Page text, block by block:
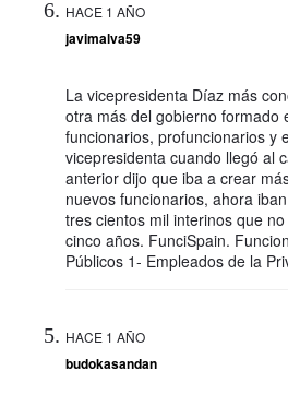
HACE 1 AÑO
javimalva59
La vicepresidenta Díaz más
otra más del gobierno formado
funcionarios, profuncionarios y
vicepresidenta cuando llegó al
anterior dijo que iba a crear
nuevos funcionarios, ahora
tres cientos mil interinos que
cinco años. FunciSpain.
Públicos 1- Empleados de la
HACE 1 AÑO
budokasandan